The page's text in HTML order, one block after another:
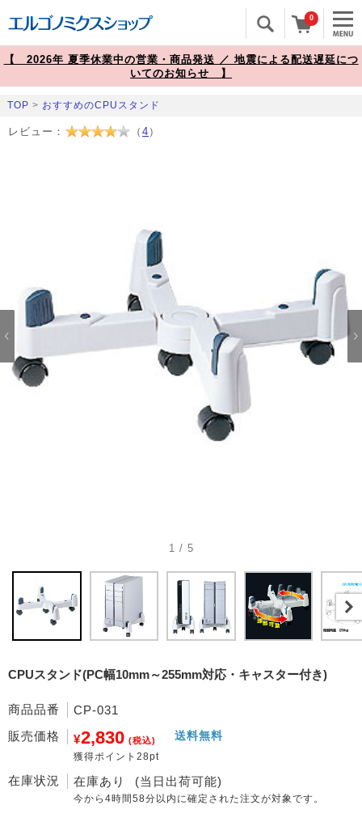
0
【 2026年 夏季休業中の営業・商品発送 ／ 地震による配送遅延につ
いてのお知らせ 】
TOP > おすすめのCPUスタンド
レビュー： （ 4 ）
1 / 5
CPUスタンド(PC幅10mm～255mm対応・キャスター付き)
商品品番
CP-031
販売価格
¥2,830 (税込)
獲得ポイント28pt
送料無料
在庫状況 在庫あり (当日出荷可能)
今から4時間58分 以内に確定された注文が対象です。